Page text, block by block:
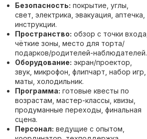
Безопасность: покрытие, углы,
свет, электрика, эвакуация, аптечка,
инструкции.
Пространство: обзор с точки входа,
чёткие зоны, место для торта/
подарков/родителей-наблюдателей.
Оборудование: экран/проектор,
звук, микрофон, флипчарт, набор игр,
маты, холодильник.
Программа: готовые квесты по
возрастам, мастер-классы, квизы,
продуманные переходы, финальная
сцена.
Персонал: ведущие с опытом,